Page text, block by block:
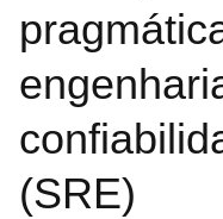
(SRE)